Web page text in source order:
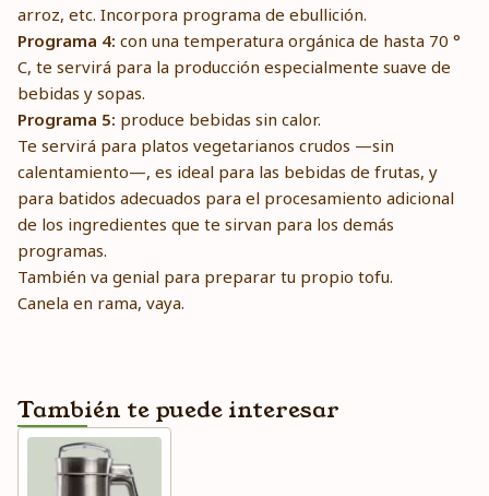
arroz, etc. Incorpora programa de ebullición.
Programa 4: con una temperatura orgánica de hasta 70 °
C, te servirá para la producción especialmente suave de
bebidas y sopas.
Programa 5: produce bebidas sin calor.
Te servirá para platos vegetarianos crudos —sin
calentamiento—, es ideal para las bebidas de frutas, y
para batidos adecuados para el procesamiento adicional
de los ingredientes que te sirvan para los demás
programas.
También va genial para preparar tu propio tofu.
Canela en rama, vaya.
También te puede interesar